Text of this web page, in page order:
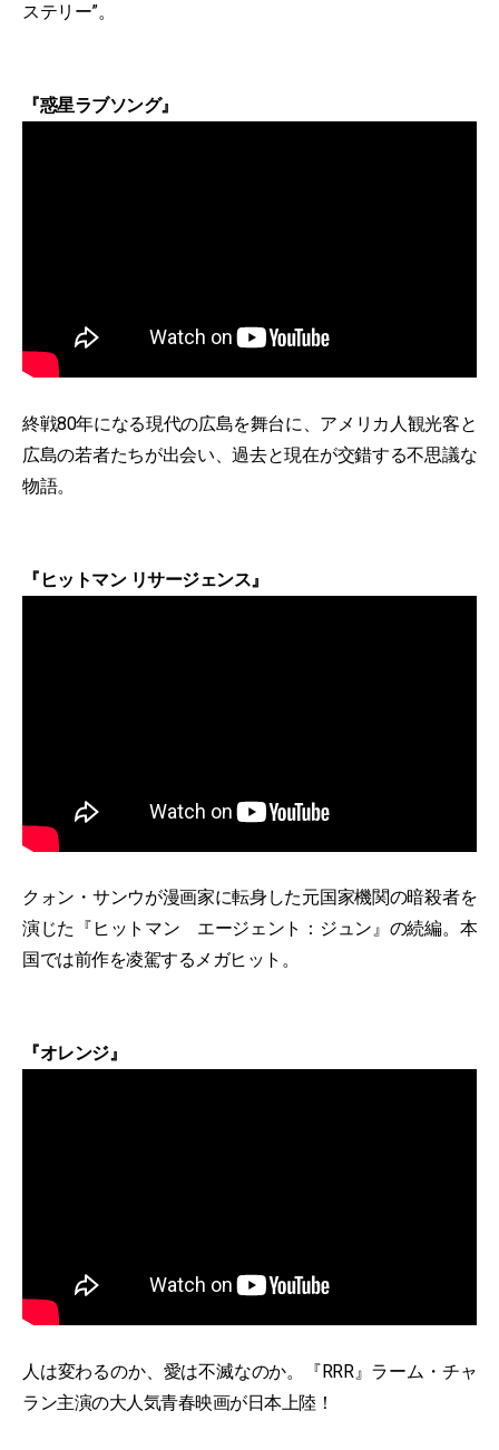
ステリー”。
『惑星ラブソング』
終戦80年になる現代の広島を舞台に、アメリカ人観光客と
広島の若者たちが出会い、過去と現在が交錯する不思議な
物語。
『ヒットマン リサージェンス』
クォン・サンウが漫画家に転身した元国家機関の暗殺者を
演じた『ヒットマン エージェント：ジュン』の続編。本
国では前作を凌駕するメガヒット。
『オレンジ』
人は変わるのか、愛は不滅なのか。『RRR』ラーム・チャ
ラン主演の大人気青春映画が日本上陸！